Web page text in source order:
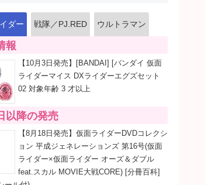
ダー 戦隊／PJ.RED ウルトラマン
報
【10月3日発売】[BANDAI] [バンダイ 仮面
ライダーマイス DXライダーエグズセット
02 対象年齢 3 才以上
以降の発売
【8月18日発売】仮面ライダーDVDコレクシ
ョン 平成ジェネレーションズ 第16号(仮面
ライダー×仮面ライダー オーズ＆ダブル
feat.スカル MOVIE大戦CORE) [分冊百科]